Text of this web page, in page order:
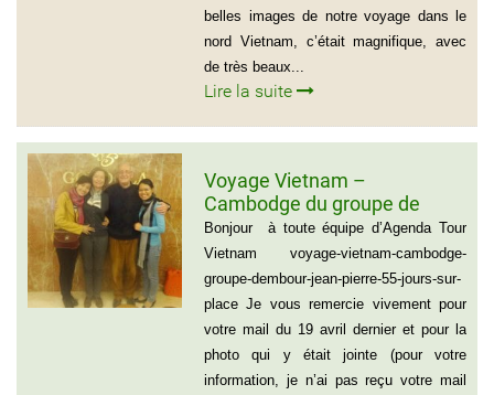
belles images de notre voyage dans le
nord Vietnam, c’était magnifique, avec
de très beaux...
Lire la suite
Voyage Vietnam –
Cambodge du groupe de
madame et Monsieur
DEMBOUR JEAN-PIERRE (55
jours sur place)
Bonjour à toute équipe d’Agenda Tour
Vietnam voyage-vietnam-cambodge-
groupe-dembour-jean-pierre-55-jours-sur-
place Je vous remercie vivement pour
votre mail du 19 avril dernier et pour la
photo qui y était jointe (pour votre
information, je n’ai pas reçu votre mail